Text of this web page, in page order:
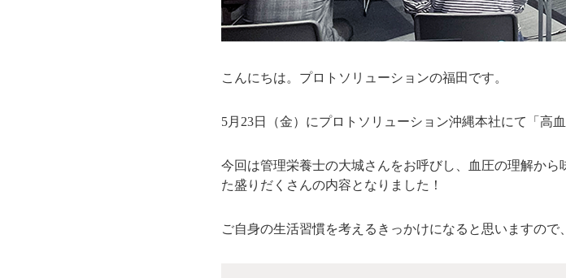
こんにちは。プロトソリューションの福田です。
5月23日（金）にプロトソリューション沖縄本社にて「高
今回は管理栄養士の大城さんをお呼びし、血圧の理解か
た盛りだくさんの内容となりました！
ご自身の生活習慣を考えるきっかけになると思いますの